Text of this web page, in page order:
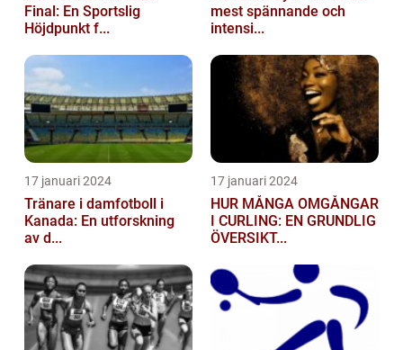
Final: En Sportslig
Höjdpunkt f...
mest spännande och
intensi...
17 januari 2024
Tränare i damfotboll i
Kanada: En utforskning
av d...
17 januari 2024
HUR MÅNGA OMGÅNGAR
I CURLING: EN GRUNDLIG
ÖVERSIKT...